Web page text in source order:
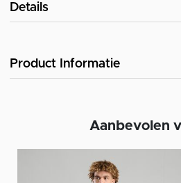
Details
Product Informatie
Aanbevolen